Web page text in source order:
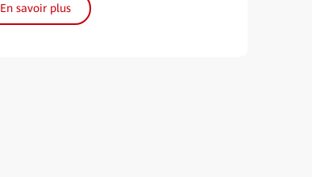
En savoir plus